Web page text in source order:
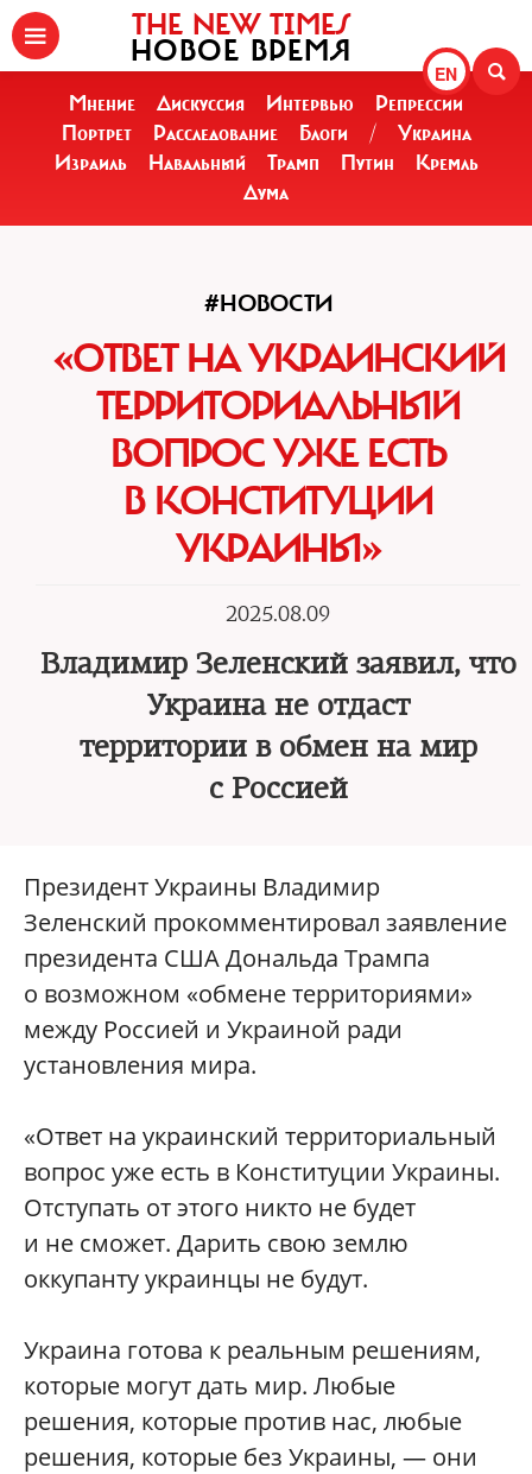
EN
THE NEW TIMES
НОВОЕ ВРЕМЯ
Мнение Дискуссия Интервью
Репрессии
Портрет
Расследование Блоги /
Украина
Израиль
Навальный Трамп Путин
Кремль
Дума
#НОВОСТИ
«ОТВЕТ НА УКРАИНСКИЙ
ТЕРРИТОРИАЛЬНЫЙ
ВОПРОС УЖЕ ЕСТЬ
В КОНСТИТУЦИИ
УКРАИНЫ»
2025.08.09
Владимир Зеленский заявил, что
Украина не отдаст
территории в обмен на мир
с Россией
Президент Украины Владимир
Зеленский прокомментировал заявление
президента США Дональда Трампа
о возможном «обмене территориями»
между Россией и Украиной ради
установления мира.
«Ответ на украинский территориальный
вопрос уже есть в Конституции Украины.
Отступать от этого никто не будет
и не сможет. Дарить свою землю
оккупанту украинцы не будут.
Украина готова к реальным решениям,
которые могут дать мир. Любые
решения, которые против нас, любые
решения, которые без Украины, — они